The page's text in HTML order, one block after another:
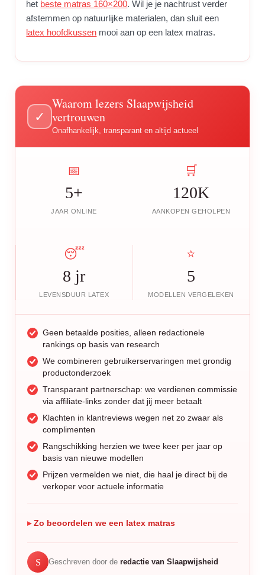
het beste matras 160×200. Wil je je nachtrust verder
afstemmen op natuurlijke materialen, dan sluit een
latex hoofdkussen mooi aan op een latex matras.
✓
Waarom lezers Slaapwijsheid
vertrouwen
Onafhankelijk, transparant en altijd actueel
📅
5+
JAAR ONLINE
🛒
120K
AANKOPEN GEHOLPEN
😴
8 jr
LEVENSDUUR LATEX
⭐
5
MODELLEN VERGELEKEN
Geen betaalde posities, alleen redactionele
rankings op basis van research
We combineren gebruikerservaringen met grondig
productonderzoek
Transparant partnerschap: we verdienen commissie
via affiliate-links zonder dat jij meer betaalt
Klachten in klantreviews wegen net zo zwaar als
complimenten
Rangschikking herzien we twee keer per jaar op
basis van nieuwe modellen
Prijzen vermelden we niet, die haal je direct bij de
verkoper voor actuele informatie
Zo beoordelen we een latex matras
S Geschreven door deredactie van Slaapwijsheid